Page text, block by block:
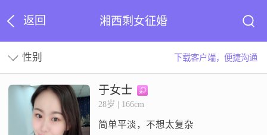
返回 湘西剩女征婚
性别 下载客户端，便捷沟通
于女士
28岁 | 166cm
简单平淡，不想太复杂